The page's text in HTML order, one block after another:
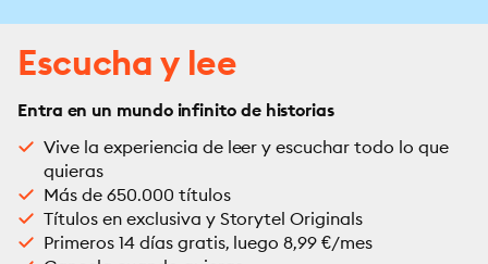
Escucha y lee
Entra en un mundo infinito de historias
Vive la experiencia de leer y escuchar todo lo que
quieras
Más de 650.000 títulos
Títulos en exclusiva y Storytel Originals
Primeros 14 días gratis, luego 8,99 €/mes